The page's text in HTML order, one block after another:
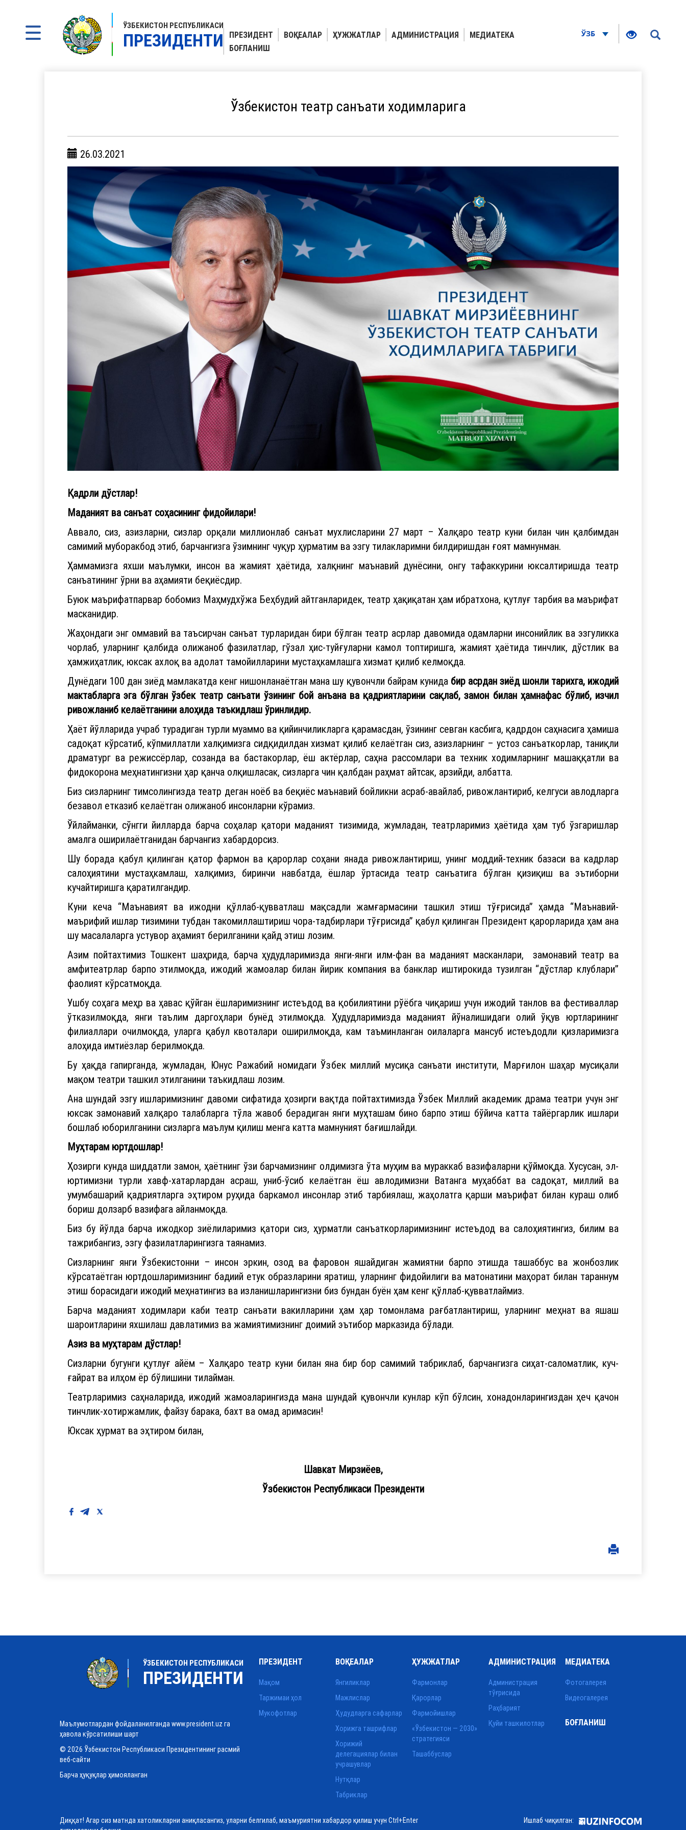
ЎЗБЕКИСТОН РЕСПУБЛИКАСИ
ПРЕЗИДЕНТИ ПРЕЗИДЕНТ ВОҚЕАЛАР ҲУЖЖАТЛАР АДМИНИСТРАЦИЯ
МЕДИАТЕКА
БОҒЛАНИШ
ЎЗБ
Ўзбекистон театр санъати ходимларига
26.03.2021
Қадрли дўстлар!
Маданият ва санъат соҳасининг фидойилари!
Аввало, сиз, азизларни, сизлар орқали миллионлаб санъат мухлисларини 27 март – Халқаро театр куни билан чин қалбимдан
самимий муборакбод этиб, барчангизга ўзимнинг чуқур ҳурматим ва эзгу тилакларимни билдиришдан ғоят мамнунман.
Ҳаммамизга яхши маълумки, инсон ва жамият ҳаётида, халқнинг маънавий дунёсини, онгу тафаккурини юксалтиришда театр
санъатининг ўрни ва аҳамияти беқиёсдир.
Буюк маърифатпарвар бобомиз Маҳмудхўжа Беҳбудий айтганларидек, театр ҳақиқатан ҳам ибратхона, қутлуғ тарбия ва маърифат
масканидир.
Жаҳондаги энг оммавий ва таъсирчан санъат турларидан бири бўлган театр асрлар давомида одамларни инсонийлик ва эзгуликка
чорлаб, уларнинг қалбида олижаноб фазилатлар, гўзал ҳис-туйғуларни камол топтиришга, жамият ҳаётида тинчлик, дўстлик ва
ҳамжиҳатлик, юксак ахлоқ ва адолат тамойилларини мустаҳкамлашга хизмат қилиб келмоқда.
Дунёдаги 100 дан зиёд мамлакатда кенг нишонланаётган мана шу қувончли байрам кунида бир асрдан зиёд шонли тарихга, ижодий
мактабларга эга бўлган ўзбек театр санъати ўзининг бой анъана ва қадриятларини сақлаб, замон билан ҳамнафас бўлиб, изчил
ривожланиб келаётганини алоҳида таъкидлаш ўринлидир.
Ҳаёт йўлларида учраб турадиган турли муаммо ва қийинчиликларга қарамасдан, ўзининг севган касбига, қадрдон саҳнасига ҳамиша
садоқат кўрсатиб, кўпмиллатли халқимизга сидқидилдан хизмат қилиб келаётган сиз, азизларнинг – устоз санъаткорлар, таниқли
драматург ва режиссёрлар, созанда ва бастакорлар, ёш актёрлар, саҳна рассомлари ва техник ходимларнинг машаққатли ва
фидокорона меҳнатингизни ҳар қанча олқишласак, сизларга чин қалбдан раҳмат айтсак, арзийди, албатта.
Биз сизларнинг тимсолингизда театр деган ноёб ва беқиёс маънавий бойликни асраб-авайлаб, ривожлантириб, келгуси авлодларга
безавол етказиб келаётган олижаноб инсонларни кўрамиз.
Ўйлайманки, сўнгги йилларда барча соҳалар қатори маданият тизимида, жумладан, театрларимиз ҳаётида ҳам туб ўзгаришлар
амалга оширилаётганидан барчангиз хабардорсиз.
Шу борада қабул қилинган қатор фармон ва қарорлар соҳани янада ривожлантириш, унинг моддий-техник базаси ва кадрлар
салоҳиятини мустаҳкамлаш, халқимиз, биринчи навбатда, ёшлар ўртасида театр санъатига бўлган қизиқиш ва эътиборни
кучайтиришга қаратилгандир.
Куни кеча “Маънавият ва ижодни қўллаб-қувватлаш мақсадли жамғармасини ташкил этиш тўғрисида” ҳамда “Маънавий-
маърифий ишлар тизимини тубдан такомиллаштириш чора-тадбирлари тўғрисида” қабул қилинган Президент қарорларида ҳам ана
шу масалаларга устувор аҳамият берилганини қайд этиш лозим.
Азим пойтахтимиз Тошкент шаҳрида, барча ҳудудларимизда янги-янги илм-фан ва маданият масканлари, замонавий театр ва
амфитеатрлар барпо этилмоқда, ижодий жамоалар билан йирик компания ва банклар иштирокида тузилган “дўстлар клублари”
фаолият кўрсатмоқда.
Ушбу соҳага меҳр ва ҳавас қўйган ёшларимизнинг истеъдод ва қобилиятини рўёбга чиқариш учун ижодий танлов ва фестиваллар
ўтказилмоқда, янги таълим даргоҳлари бунёд этилмоқда. Ҳудудларимизда маданият йўналишидаги олий ўқув юртларининг
филиаллари очилмоқда, уларга қабул квоталари оширилмоқда, кам таъминланган оилаларга мансуб истеъдодли қизларимизга
алоҳида имтиёзлар берилмоқда.
Бу ҳақда гапирганда, жумладан, Юнус Ражабий номидаги Ўзбек миллий мусиқа санъати институти, Марғилон шаҳар мусиқали
мақом театри ташкил этилганини таъкидлаш лозим.
Ана шундай эзгу ишларимизнинг давоми сифатида ҳозирги вақтда пойтахтимизда Ўзбек Миллий академик драма театри учун энг
юксак замонавий халқаро талабларга тўла жавоб берадиган янги муҳташам бино барпо этиш бўйича катта тайёргарлик ишлари
бошлаб юборилганини сизларга маълум қилиш менга катта мамнуният бағишлайди.
Муҳтарам юртдошлар!
Ҳозирги кунда шиддатли замон, ҳаётнинг ўзи барчамизнинг олдимизга ўта муҳим ва мураккаб вазифаларни қўймоқда. Хусусан, эл-
юртимизни турли хавф-хатарлардан асраш, униб-ўсиб келаётган ёш авлодимизни Ватанга муҳаббат ва садоқат, миллий ва
умумбашарий қадриятларга эҳтиром руҳида баркамол инсонлар этиб тарбиялаш, жаҳолатга қарши маърифат билан кураш олиб
бориш долзарб вазифага айланмоқда.
Биз бу йўлда барча ижодкор зиёлиларимиз қатори сиз, ҳурматли санъаткорларимизнинг истеъдод ва салоҳиятингиз, билим ва
тажрибангиз, эзгу фазилатларингизга таянамиз.
Сизларнинг янги Ўзбекистонни – инсон эркин, озод ва фаровон яшайдиган жамиятни барпо этишда ташаббус ва жонбозлик
кўрсатаётган юртдошларимизнинг бадиий етук образларини яратиш, уларнинг фидойилиги ва матонатини маҳорат билан тараннум
этиш борасидаги ижодий меҳнатингиз ва изланишларингизни биз бундан буён ҳам кенг қўллаб-қувватлаймиз.
Барча маданият ходимлари каби театр санъати вакилларини ҳам ҳар томонлама рағбатлантириш, уларнинг меҳнат ва яшаш
шароитларини яхшилаш давлатимиз ва жамиятимизнинг доимий эътибор марказида бўлади.
Азиз ва муҳтарам дўстлар!
Сизларни бугунги қутлуғ айём – Халқаро театр куни билан яна бир бор самимий табриклаб, барчангизга сиҳат-саломатлик, куч-
ғайрат ва илҳом ёр бўлишини тилайман.
Театрларимиз саҳналарида, ижодий жамоаларингизда мана шундай қувончли кунлар кўп бўлсин, хонадонларингиздан ҳеч қачон
тинчлик-хотиржамлик, файзу барака, бахт ва омад аримасин!
Юксак ҳурмат ва эҳтиром билан,
Шавкат Мирзиёев,
Ўзбекистон Республикаси Президенти
ЎЗБЕКИСТОН РЕСПУБЛИКАСИ
ПРЕЗИДЕНТИ
Маълумотлардан фойдаланилганда www.president.uz га
ҳавола кўрсатилиши шарт
© 2026 Ўзбекистон Республикаси Президентининг расмий
веб-сайти
Барча ҳуқуқлар ҳимояланган
ПРЕЗИДЕНТ
Мақом
Таржимаи ҳол
Мукофотлар
ВОҚЕАЛАР
Янгиликлар
Мажлислар
Ҳудудларга сафарлар
Хорижга ташрифлар
Хорижий
делегациялар билан
учрашувлар
Нутқлар
Табриклар
ҲУЖЖАТЛАР
Фармонлар
Қарорлар
Фармойишлар
«Ўзбекистон — 2030»
стратегияси
Ташаббуслар
АДМИНИСТРАЦИЯ
Администрация
тўғрисида
Раҳбарият
Қуйи ташкилотлар
МЕДИАТЕКА
Фотогалерея
Видеогалерея
БОҒЛАНИШ
Диққат! Агар сиз матнда хатоликларни аниқласангиз, уларни белгилаб, маъмуриятни хабардор қилиш учун Ctrl+Enter
Ишлаб чиқилган: